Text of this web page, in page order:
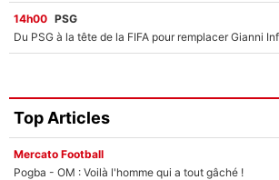
14h00 PSG
Top Articles
Mercato Football
Pogba - OM : Voilà l'homme qui a tout gâché !